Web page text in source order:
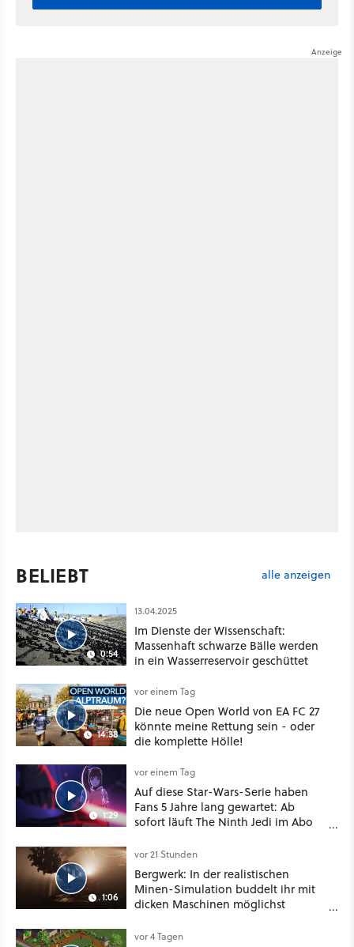
BELIEBT alle anzeigen
0:54
13.04.2025
Im Dienste der Wissenschaft:
Massenhaft schwarze Bälle werden
in ein Wasserreservoir geschüttet
14:38
vor einem Tag
Die neue Open World von EA FC 27
könnte meine Rettung sein - oder
die komplette Hölle!
1:29
vor einem Tag
Auf diese Star-Wars-Serie haben
Fans 5 Jahre lang gewartet: Ab
sofort läuft The Ninth Jedi im Abo
1:06
vor 21 Stunden
Bergwerk: In der realistischen
Minen-Simulation buddelt ihr mit
dicken Maschinen möglichst
vor 4 Tagen